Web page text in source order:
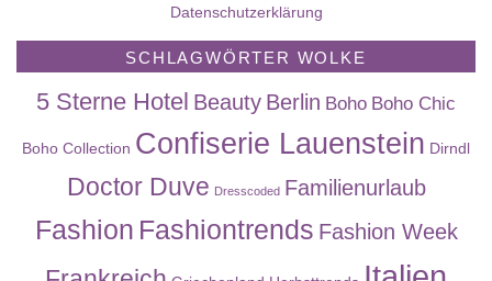
Datenschutzerklärung
SCHLAGWÖRTER WOLKE
5 Sterne Hotel Beauty Berlin Boho Boho Chic
Boho Collection Confiserie Lauenstein Dirndl
Doctor Duve Dresscoded Familienurlaub
Fashion Fashiontrends Fashion Week